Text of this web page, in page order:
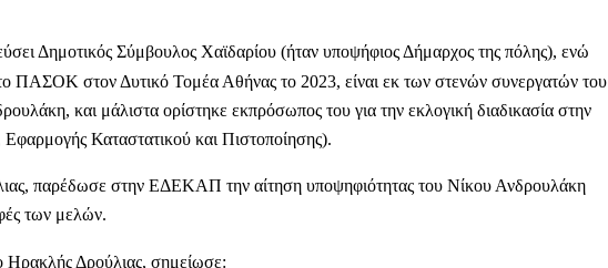
Δημοτικός Σύμβουλος Χαϊδαρίου (ήταν υποψήφιος Δήμαρχος της πόλης), ενώ
ΠΑΣΟΚ στον Δυτικό Τομέα Αθήνας το 2023, είναι εκ των στενών συνεργατών του
και μάλιστα ορίστηκε εκπρόσωπος του για την εκλογική διαδικασία στην
Καταστατικού και Πιστοποίησης).
παρέδωσε στην ΕΔΕΚΑΠ την αίτηση υποψηφιότητας του Νίκου Ανδρουλάκη
των μελών.
Ηρακλής Δρούλιας, σημείωσε: